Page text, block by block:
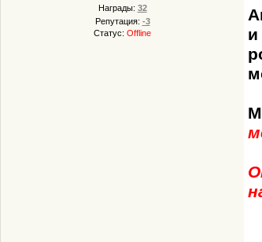
Награды: 32
Репутация: -3
Статус: Offline
и